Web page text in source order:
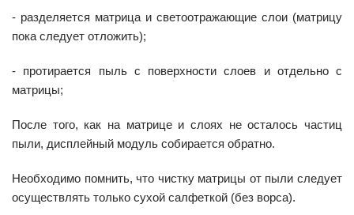
- разделяется матрица и светоотражающие слои (матрицу
пока следует отложить);
- протирается пыль с поверхности слоев и отдельно с
матрицы;
После того, как на матрице и слоях не осталось частиц
пыли, дисплейный модуль собирается обратно.
Необходимо помнить, что чистку матрицы от пыли следует
осуществлять только сухой салфеткой (без ворса).